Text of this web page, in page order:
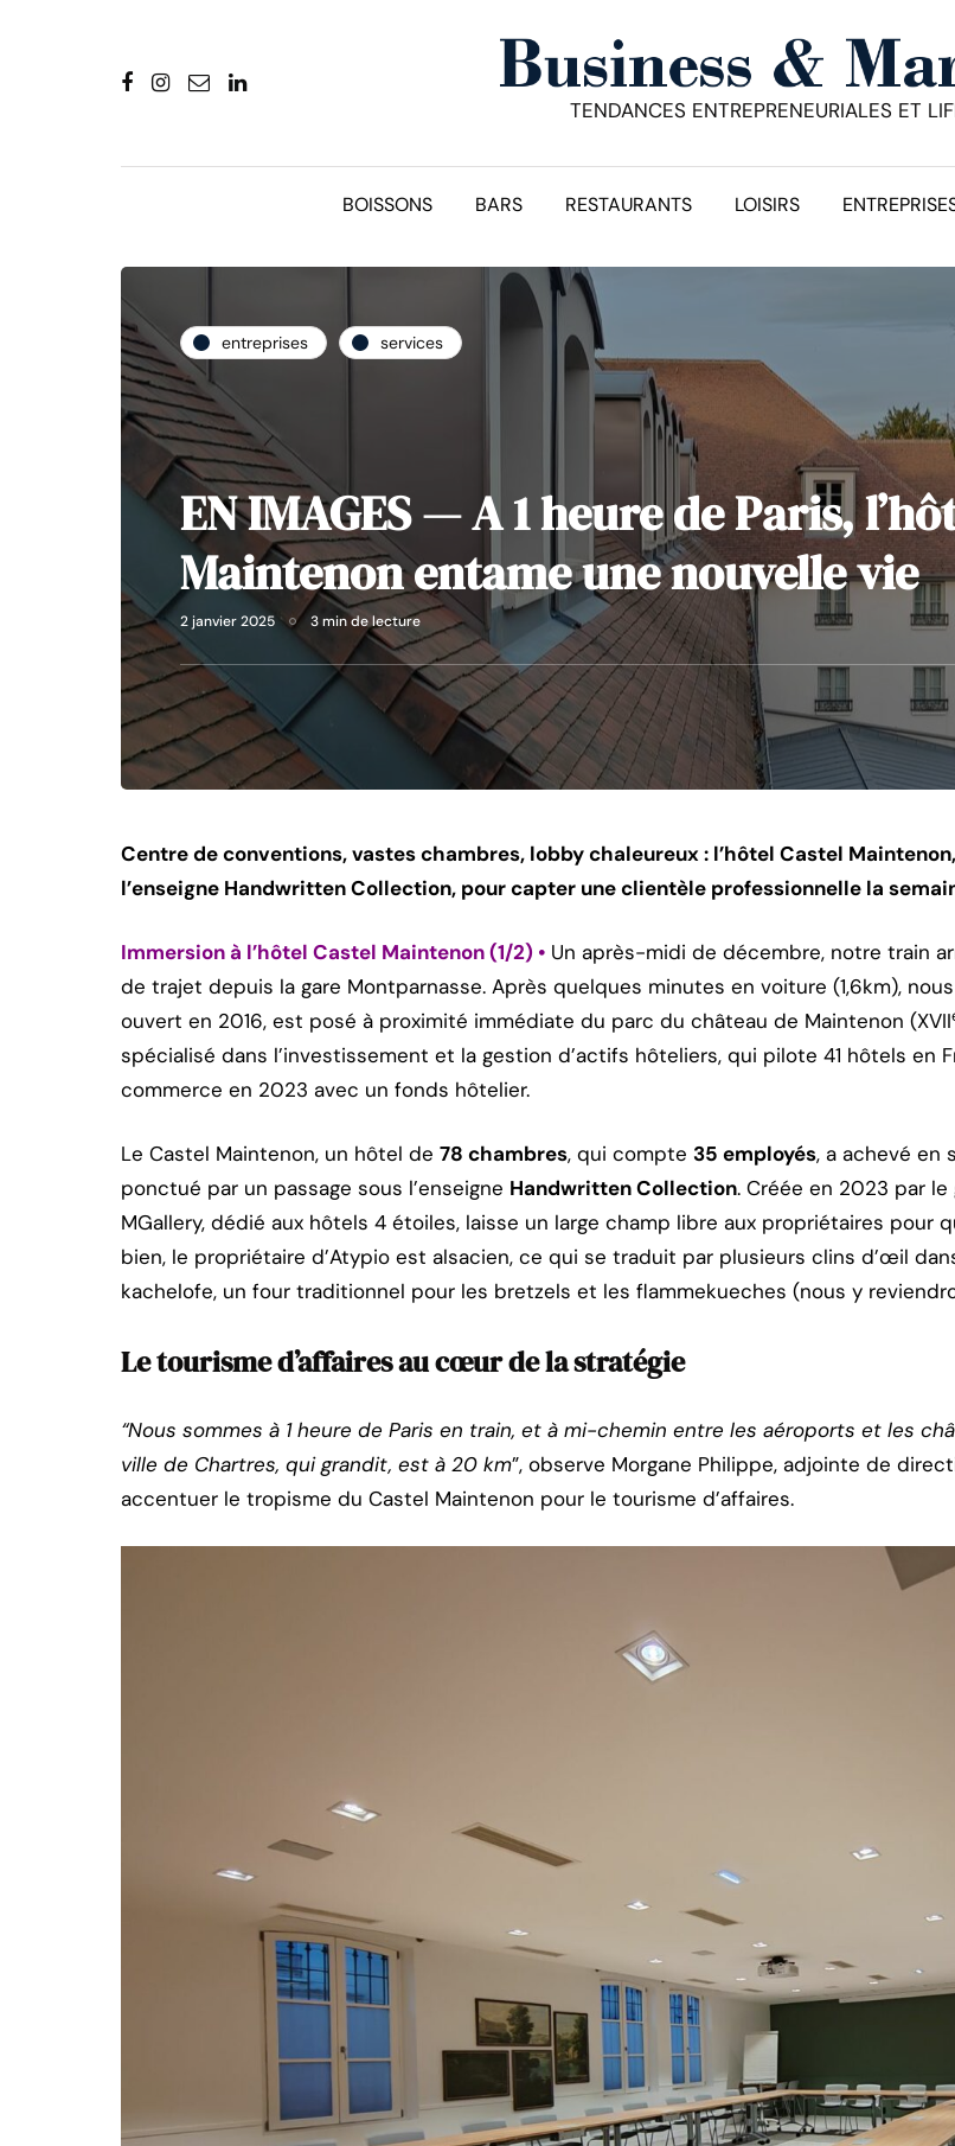
TENDANCES ENTREPRENEURIALES ET
BOISSONS BARS RESTAURANTS LOISIRS
entreprises services
EN IMAGES — A 1 heure de Paris,
Maintenon entame une nouvelle vie
2 janvier 2025 3 min de lecture
Centre de conventions, vastes chambres, lobby chaleureux : l’hôtel Castel
l’enseigne Handwritten Collection, pour capter une clientèle professionnelle la
Immersion à l’hôtel Castel Maintenon (1/2) • Un après-midi de décembre, notre train
de trajet depuis la gare Montparnasse. Après quelques minutes en voiture (1,6km),
ouvert en 2016, est posé à proximité immédiate du parc du château de Maintenon (XVII
spécialisé dans l’investissement et la gestion d’actifs hôteliers, qui pilote 41 hôtels en
commerce en 2023 avec un fonds hôtelier.
Le Castel Maintenon, un hôtel de 78 chambres, qui compte 35 employés, a achevé en
ponctué par un passage sous l’enseigne Handwritten Collection. Créée en 2023 par
MGallery, dédié aux hôtels 4 étoiles, laisse un large champ libre aux propriétaires
bien, le propriétaire d’Atypio est alsacien, ce qui se traduit par plusieurs clins d’œil
kachelofe, un four traditionnel pour les bretzels et les flammekueches (nous y
Le tourisme d’affaires au cœur de la stratégie
“Nous sommes à 1 heure de Paris en train, et à mi-chemin entre les aéroports et les
ville de Chartres, qui grandit, est à 20 km”, observe Morgane Philippe, adjointe de
accentuer le tropisme du Castel Maintenon pour le tourisme d’affaires.